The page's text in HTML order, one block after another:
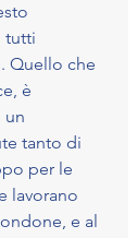
tutti
Quello che
è
un
tanto di
per le
lavorano
e al